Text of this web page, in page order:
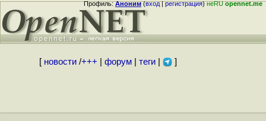
Профиль:Аноним(вход|регистрация)неRUopennet.me
[ новости/+++ форум| теги| ]